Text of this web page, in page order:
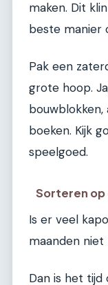
maken. Dit
beste manier
Pak een
grote hoop.
bouwblokken,
boeken. Kijk
speelgoed.
Sorteren
Is er veel
maanden
Dan is het tijd